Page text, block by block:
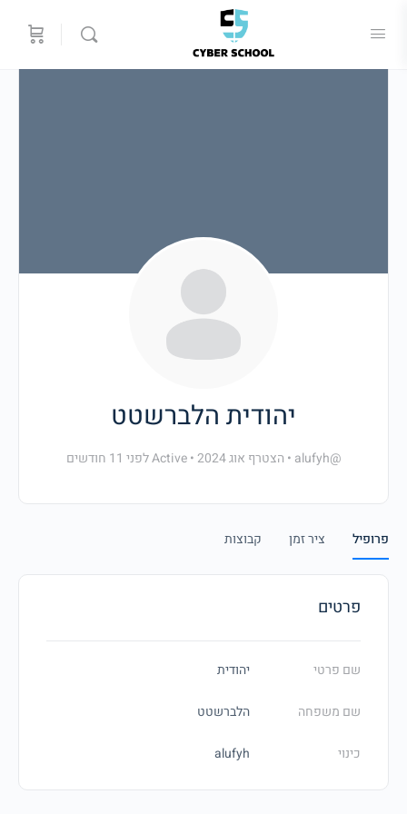
יהודית הלברשטט
@alufyh
• הצטרף אוג 2024 •Active לפני 11 חודשים
פרופיל ציר זמן קבוצות
פרטים
שם פרטי יהודית
שם משפחה הלברשטט
כינוי alufyh